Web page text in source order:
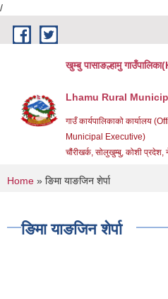
/
Skip to main content
खुम्बु पासाङल्हामु
Lhamu Rural
गाउँ कार्यपालिकाको कार्यालय
Municipal Executive)
चौंरीखर्क, सोलुखुम्बु, कोशी प्रदेश,
You are here
Home » ङिमा याङजिन शेर्पा
ङिमा याङजिन शेर्पा